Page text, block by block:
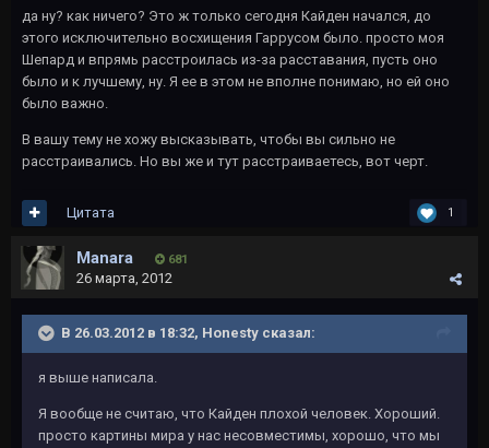
да ну? как ничего? Это ж только сегодня Кайден начался, до
этого исключительно восхищения Гаррусом было. просто моя
Шепард и впрямь расстроилась из-за расставания, пусть оно
было и к лучшему, ну. Я ее в этом не вполне понимаю, но ей оно
было важно.
В вашу тему не хожу высказывать, чтобы вы сильно не
расстраивались. Но вы же и тут расстраиваетесь, вот черт.
1
Цитата
Manara 681
26 марта, 2012
В 26.03.2012 в 18:32, Honesty сказал:
я выше написала.
Я вообще не считаю, что Кайден плохой человек. Хороший.
просто картины мира у нас несовместимы, хорошо, что мы